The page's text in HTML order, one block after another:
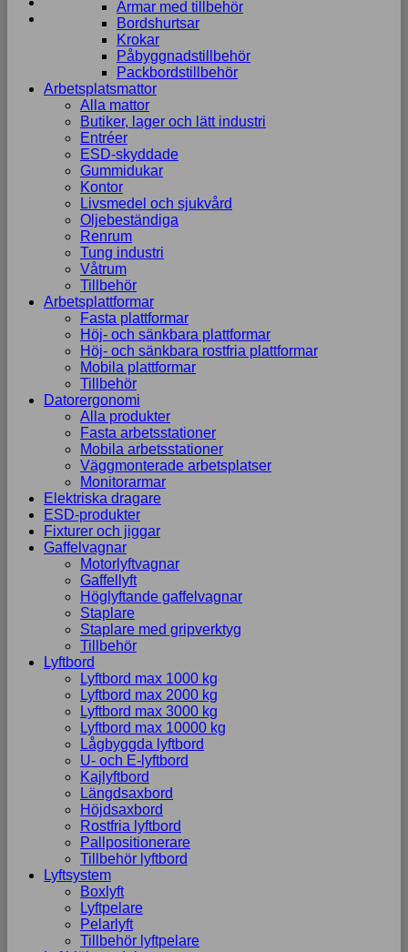
Armar med tillbehör
Bordshurtsar
Krokar
Påbyggnadstillbehör
Packbordstillbehör
Arbetsplatsmattor
Alla mattor
Butiker, lager och lätt industri
Entréer
ESD-skyddade
Gummidukar
Kontor
Livsmedel och sjukvård
Oljebeständiga
Renrum
Tung industri
Våtrum
Tillbehör
Arbetsplattformar
Fasta plattformar
Höj- och sänkbara plattformar
Höj- och sänkbara rostfria plattformar
Mobila plattformar
Tillbehör
Datorergonomi
Alla produkter
Fasta arbetsstationer
Mobila arbetsstationer
Väggmonterade arbetsplatser
Monitorarmar
Elektriska dragare
ESD-produkter
Fixturer och jiggar
Gaffelvagnar
Motorlyftvagnar
Gaffellyft
Höglyftande gaffelvagnar
Staplare
Staplare med gripverktyg
Tillbehör
Lyftbord
Lyftbord max 1000 kg
Lyftbord max 2000 kg
Lyftbord max 3000 kg
Lyftbord max 10000 kg
Lågbyggda lyftbord
U- och E-lyftbord
Kajlyftbord
Längdsaxbord
Höjdsaxbord
Rostfria lyftbord
Pallpositionerare
Tillbehör lyftbord
Lyftsystem
Boxlyft
Lyftpelare
Pelarlyft
Tillbehör lyftpelare